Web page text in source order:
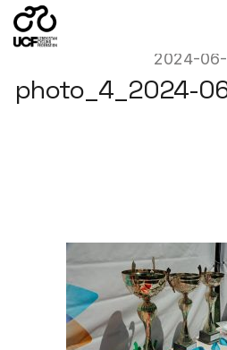
2024-
photo_4_2024-